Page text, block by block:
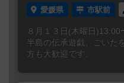
愛媛県 市駅前
８月１３日(木曜日
半島の伝承遊戯、ごいた
方も大歓迎です。